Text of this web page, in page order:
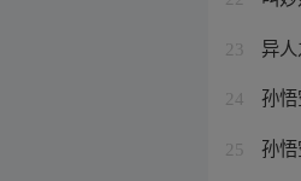
23 异
24 孙
25 孙